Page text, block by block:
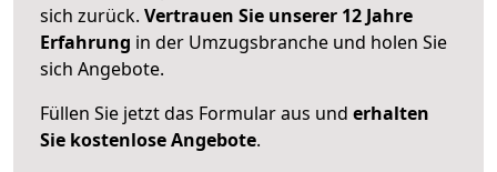
sich zurück. Vertrauen Sie unserer 12 Jahre
Erfahrung in der Umzugsbranche und holen Sie
sich Angebote.
Füllen Sie jetzt das Formular aus und erhalten
Sie kostenlose Angebote.